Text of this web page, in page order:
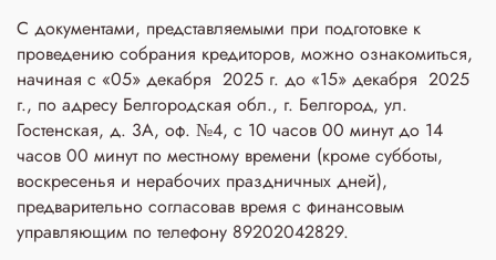
С документами, представляемыми при подготовке к
проведению собрания кредиторов, можно ознакомиться,
начиная с «05» декабря 2025 г. до «15» декабря 2025
г., по адресу Белгородская обл., г. Белгород, ул.
Гостенская, д. 3A, оф. №4, с 10 часов 00 минут до 14
часов 00 минут по местному времени (кроме субботы,
воскресенья и нерабочих праздничных дней),
предварительно согласовав время с финансовым
управляющим по телефону 89202042829.